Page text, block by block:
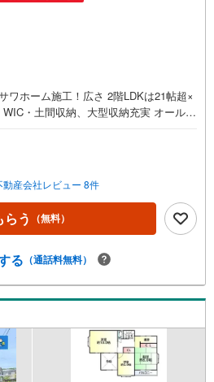
ワホーム施工！広さ 2階LDKは21帖超×
ご案内も可能です * アピールポイント
施工、優れた支持力、高い品質の安
抗力、タイガーパイル工法 ■キッチン
キッチン」×魅力的な収納豊富なシス
子様やペットがいるご家庭でも安全に活
暖房付き ■お友達にも喜ばれる、オシ
間収納、大型収納充実 。 周辺環境 *・
6分・ヨークベニマル荒巻店:徒歩6分
て ・当日のご予約も可能！お気軽にお
・メールでのご相談、資料請求も大歓
動産会社レビュー 8件
う （無料）
る （通話料無料）